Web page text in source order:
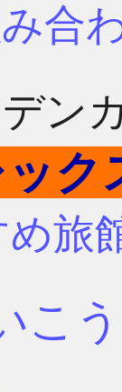
合
ン
ク
旅
こう